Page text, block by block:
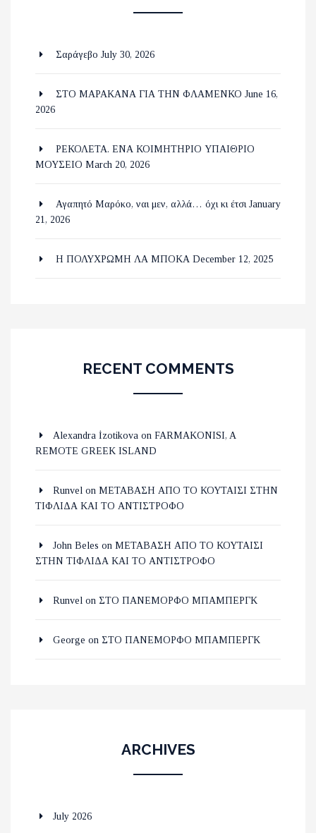
Σαράγεβο July 30, 2026
ΣΤΟ ΜΑΡΑΚΑΝΑ ΓΙΑ ΤΗΝ ΦΛΑΜΕΝΚΟ June 16,
2026
ΡΕΚΟΛΕΤΑ. ΕΝΑ ΚΟΙΜΗΤΗΡΙΟ ΥΠΑΙΘΡΙΟ
ΜΟΥΣΕΙΟ March 20, 2026
Αγαπητό Μαρόκο, ναι μεν, αλλά… όχι κι έτσι January
21, 2026
Η ΠΟΛΥΧΡΩΜΗ ΛΑ ΜΠΟΚΑ December 12, 2025
RECENT COMMENTS
Alexandra İzotikova on FARMAKONISI, A
REMOTE GREEK ISLAND
Runvel on ΜΕΤΑΒΑΣΗ ΑΠΟ ΤΟ ΚΟΥΤΑΙΣΙ ΣΤΗΝ
ΤΙΦΛΙΔΑ ΚΑΙ ΤΟ ΑΝΤΙΣΤΡΟΦΟ
John Beles on ΜΕΤΑΒΑΣΗ ΑΠΟ ΤΟ ΚΟΥΤΑΙΣΙ
ΣΤΗΝ ΤΙΦΛΙΔΑ ΚΑΙ ΤΟ ΑΝΤΙΣΤΡΟΦΟ
Runvel on ΣΤΟ ΠΑΝΕΜΟΡΦΟ ΜΠΑΜΠΕΡΓΚ
George on ΣΤΟ ΠΑΝΕΜΟΡΦΟ ΜΠΑΜΠΕΡΓΚ
ARCHIVES
July 2026